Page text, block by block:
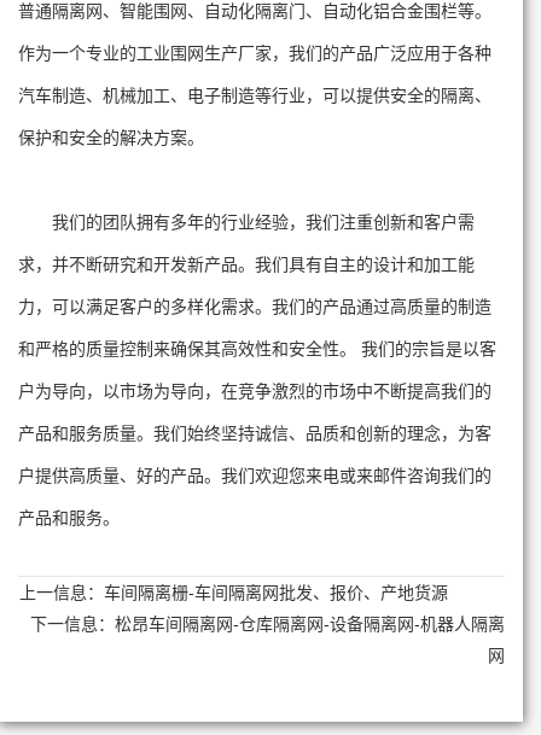
普通隔离网、智能围网、自动化隔离门、自动化铝合金围栏等。
作为一个专业的工业围网生产厂家，我们的产品广泛应用于各种
汽车制造、机械加工、电子制造等行业，可以提供安全的隔离、
保护和安全的解决方案。
我们的团队拥有多年的行业经验，我们注重创新和客户需
求，并不断研究和开发新产品。我们具有自主的设计和加工能
力，可以满足客户的多样化需求。我们的产品通过高质量的制造
和严格的质量控制来确保其高效性和安全性。 我们的宗旨是以客
户为导向，以市场为导向，在竞争激烈的市场中不断提高我们的
产品和服务质量。我们始终坚持诚信、品质和创新的理念，为客
户提供高质量、好的产品。我们欢迎您来电或来邮件咨询我们的
产品和服务。
上一信息： 车间隔离栅-车间隔离网批发、报价、产地货源
下一信息：松昂车间隔离网-仓库隔离网-设备隔离网-机器人隔离
网